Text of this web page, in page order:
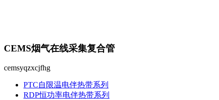
CEMS烟气在线采集复合管
cemsyqzxcjfhg
PTC自限温电伴热带系列
RDP恒功率电伴热带系列